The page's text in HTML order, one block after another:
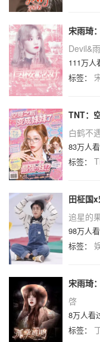
宋雨琦
Devil&
111万人
标签：
TNT：
白鹤不
83万人
标签：
田柾国
追星的
98万人
标签：
宋雨琦
啓
8万人看
标签：